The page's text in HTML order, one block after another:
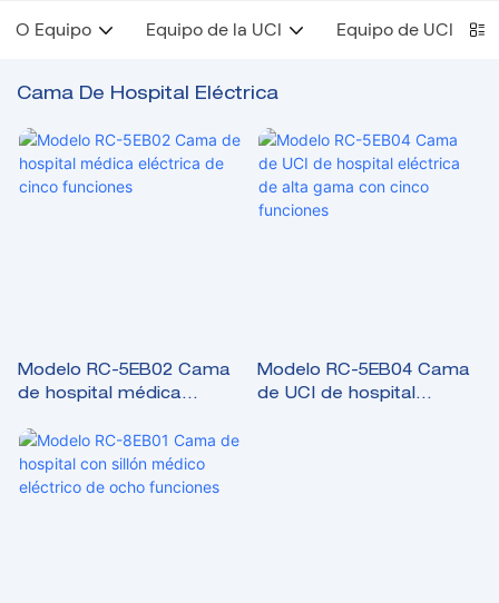
O Equipo Equipo de la UCI Equipo de UCIN
Cama De Hospital Eléctrica
Modelo RC-5EB02 Cama
de hospital médica
funciones
Modelo RC-5EB04 Cama
de UCI de hospital